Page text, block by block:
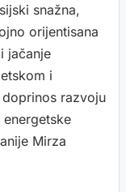
snažna,
orijentisana
jačanje
i
razvoju
Mirza